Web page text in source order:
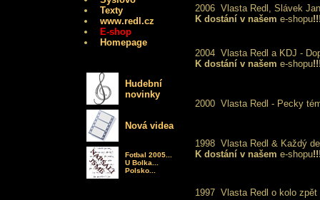
Texty
www.redl.cz
E-shop
Homepage
Hudební
novinky
Nová videa
Fotbal 2005...
U Bolka...
Polsko...
2006 Vlasta Redl, Slávek
K dostání v našem e-shopu
2004 Vlasta Redl a KDJ -
K dostání v našem e-shopu
2000 Vlasta Redl - Pecky
1998 Vlasta Redl & Každý
K dostání v našem e-shopu
1997 Vlasta Redl o kolo zpět